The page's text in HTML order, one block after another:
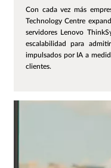
Con cada vez más
Technology Centre
servidores Lenovo
escalabilidad para
impulsados por IA a
clientes.